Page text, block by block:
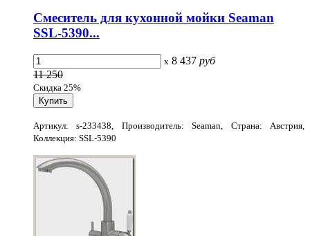
Смеситель для кухонной мойки Seaman
SSL-5390...
x 8 437 руб
11 250
Скидка 25%
Артикул: s-233438, Производитель: Seaman, Страна: Австрия,
Коллекция: SSL-5390